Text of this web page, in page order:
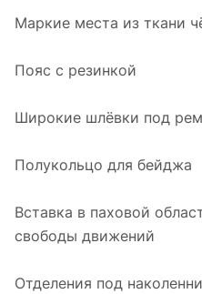
Маркие места из ткани
Пояс с резинкой
Широкие шлёвки под
Полукольцо для бейджа
Вставка в паховой
свободы движений
Отделения под